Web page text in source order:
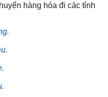
hàng hóa đi các tỉnh